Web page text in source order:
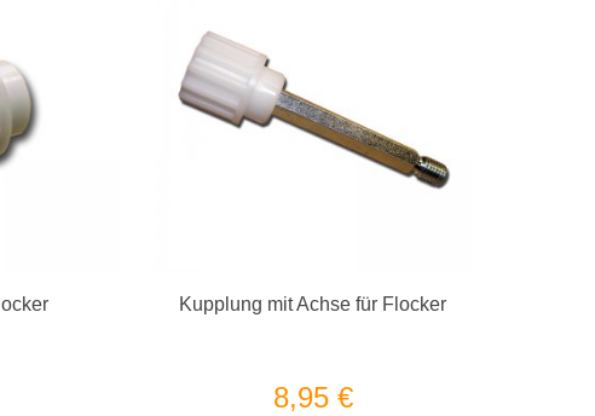
Kupplung mit Achse für Flocker
8,95 €